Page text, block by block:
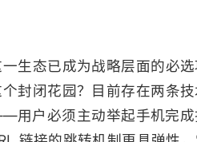
生态已成为战略层面的必
封闭花园？目前存在两条
用户必须主动举起手机完成